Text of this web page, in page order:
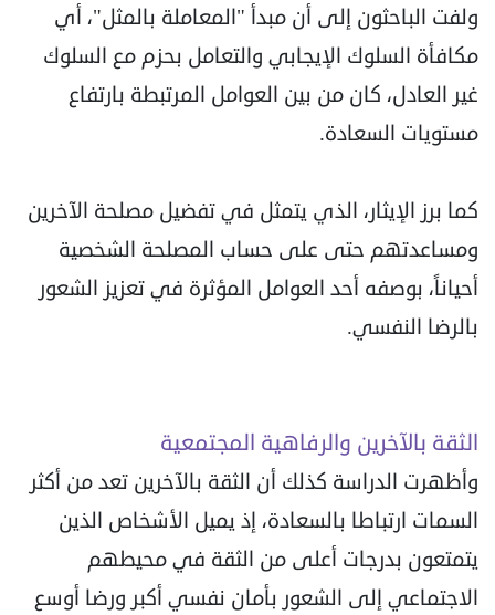
ولفت الباحثون إلى أن مبدأ "المعاملة بالمثل"، أي
مكافأة السلوك الإيجابي والتعامل بحزم مع السلوك
غير العادل، كان من بين العوامل المرتبطة بارتفاع
مستويات السعادة.
كما برز الإيثار، الذي يتمثل في تفضيل مصلحة الآخرين
ومساعدتهم حتى على حساب المصلحة الشخصية
أحياناً، بوصفه أحد العوامل المؤثرة في تعزيز الشعور
بالرضا النفسي.
الثقة بالآخرين والرفاهية المجتمعية
وأظهرت الدراسة كذلك أن الثقة بالآخرين تعد من أكثر
السمات ارتباطا بالسعادة، إذ يميل الأشخاص الذين
يتمتعون بدرجات أعلى من الثقة في محيطهم
الاجتماعي إلى الشعور بأمان نفسي أكبر ورضا أوسع